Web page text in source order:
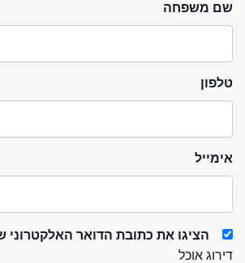
שם משפחה
טלפון
אימייל
הציגו את כתובת הדואר האלקטרוני
דירוג אוכל